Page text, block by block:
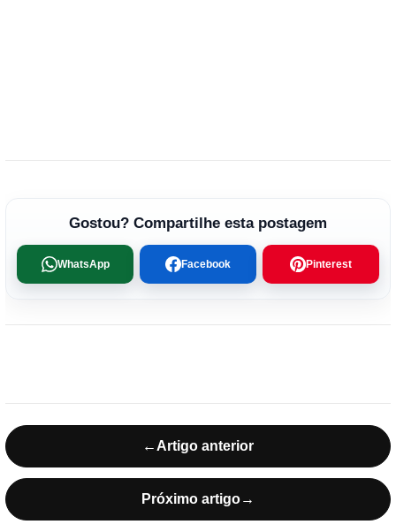
Gostou? Compartilhe esta postagem
WhatsApp Facebook Pinterest
← Artigo anterior
Próximo artigo→